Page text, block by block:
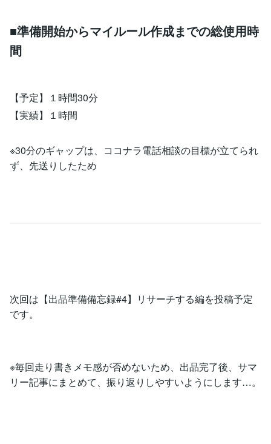
■準備開始からマイルール作成までの総使用時
間
【予定】１時間30分
【実績】１時間
※30分のギャップは、ココナラ電話相談の目標が立てられ
ず、先送りしたため
次回は【出品準備備忘録#4】リサーチする編を投稿予定
です。
※毎回走り書きメモ感が否めないため、出品完了後、サマ
リー記事にまとめて、振り返りしやすいようにします…。